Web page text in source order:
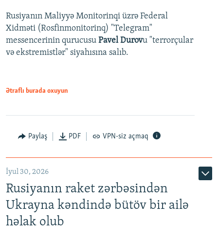
Rusiyanın Maliyyə Monitorinqi üzrə Federal
Xidməti (Rosfinmonitorinq) "Telegram"
messencerinin qurucusu Pavel Durovu "terrorçular
və ekstremistlər" siyahısına salıb.
Ətraflı burada oxuyun
Paylaş PDF VPN-siz açmaq
İyul 30, 2026
Rusiyanın raket zərbəsindən
Ukrayna kəndində bütöv bir ailə
həlak olub